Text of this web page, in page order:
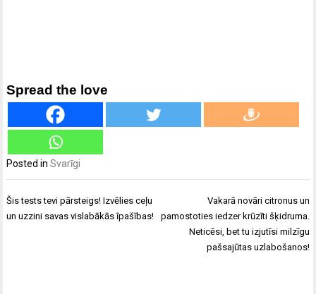
Spread the love
Posted inSvarīgi
Ziņu
izvēlne
Šis tests tevi pārsteigs! Izvēlies ceļu
un uzzini savas vislabākās īpašības!
Vakarā novāri citronus un
pamostoties iedzer krūzīti šķidruma.
Neticēsi, bet tu izjutīsi milzīgu
pašsajūtas uzlabošanos!